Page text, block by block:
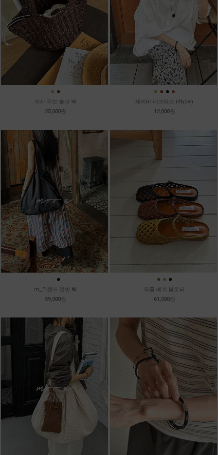
● ●
지사 위브 숄더 백
25,000원
● ● ● ●
세이바 네크리스 (4type)
12,000원
●
m_위켄드 린넨 백
59,000원
● ● ●
와플 메쉬 블로퍼
61,000원